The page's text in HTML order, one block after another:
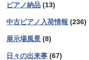
ピアノ納品 (13)
中古ピアノ入荷情報 (236)
展示場風景 (8)
日々の出来事 (67)